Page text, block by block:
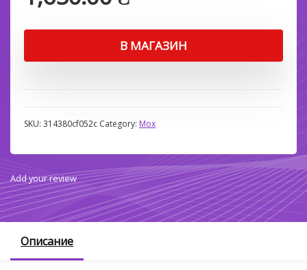
В МАГАЗИН
SKU: 314380cf052c Category: Мох
Add your review
Описание